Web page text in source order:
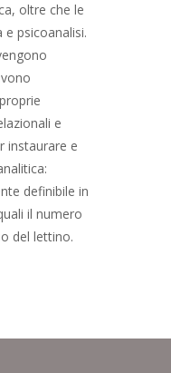
oltre che le
psicoanalisi.
e
instaurare e
definibile in
il numero
del lettino.